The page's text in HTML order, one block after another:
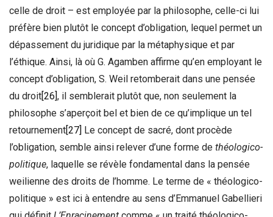
celle de droit – est employée par la philosophe, celle-ci lui
préfère bien plutôt le concept d’obligation, lequel permet un
dépassement du juridique par la métaphysique et par
l’éthique. Ainsi, là où G. Agamben affirme qu’en employant le
concept d’obligation, S. Weil retomberait dans une pensée
du droit [26] , il semblerait plutôt que, non seulement la
philosophe s’aperçoit bel et bien de ce qu’implique un tel
retournement [27] Le concept de sacré, dont procède
l’obligation, semble ainsi relever d’une forme de théologico-
politique, laquelle se révèle fondamental dans la pensée
weilienne des droits de l’homme. Le terme de « théologico-
politique » est ici à entendre au sens d’Emmanuel Gabellieri